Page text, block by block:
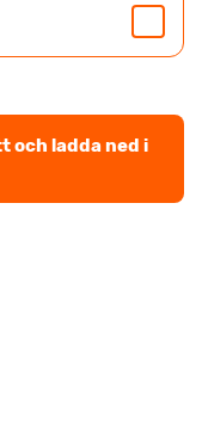
och ladda ned i